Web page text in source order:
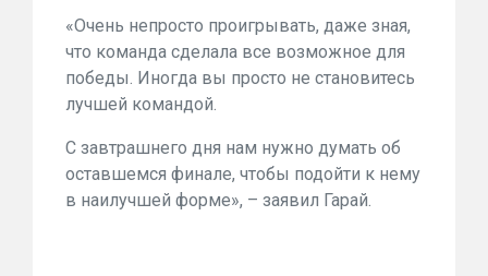
«Очень непросто проигрывать, даже зная,
что команда сделала все возможное для
победы. Иногда вы просто не становитесь
лучшей командой.
С завтрашнего дня нам нужно думать об
оставшемся финале, чтобы подойти к нему
в наилучшей форме», – заявил Гарай.